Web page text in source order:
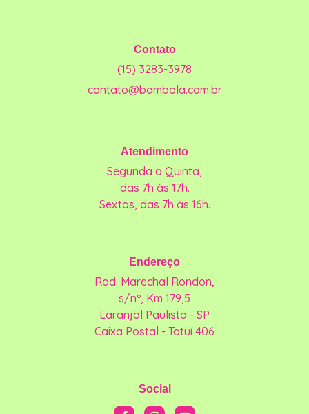
Contato
(15) 3283-3978
contato@bambola.com.br
Atendimento
Segunda a Quinta,
das 7h às 17h.
Sextas, das 7h às 16h.
Endereço
Rod. Marechal Rondon,
s/nº, Km 179,5
Laranjal Paulista - SP
Caixa Postal - Tatuí 406
Social